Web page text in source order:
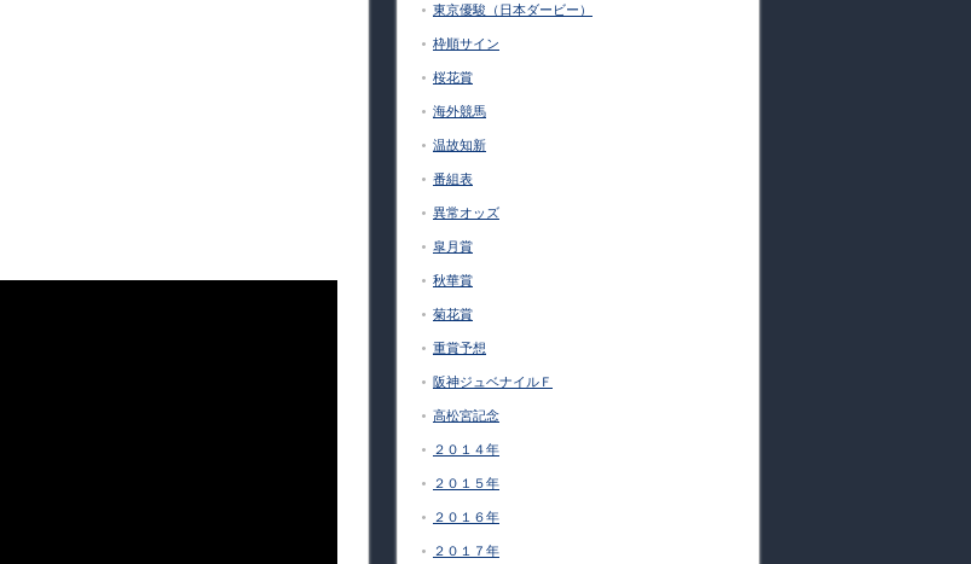
東京優駿（日本ダービー）
枠順サイン
桜花賞
海外競馬
温故知新
番組表
異常オッズ
皐月賞
秋華賞
菊花賞
重賞予想
阪神ジュベナイルＦ
高松宮記念
２０１４年
２０１５年
２０１６年
２０１７年